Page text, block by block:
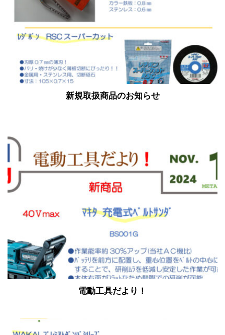
新規取扱商品のお知らせ
電動工具だより！